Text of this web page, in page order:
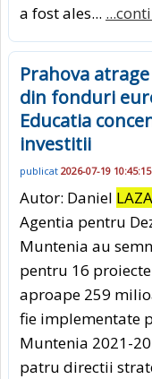
a fost ales...
Prahova
din fonduri
Educatia
investitii
publicat 2026-07-19 10:45:15
Autor: Daniel
Agentia pentru
Muntenia au
pentru 16
aproape 259
fie implementate
Muntenia 2021-
patru directii